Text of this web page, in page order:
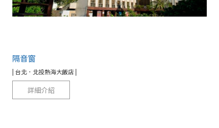
隔音窗
| 台北．北投熱海大飯店 |
詳細介紹